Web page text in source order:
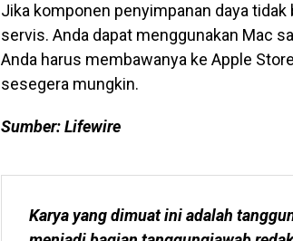
Jika komponen penyimpanan daya
servis. Anda dapat menggunakan Mac
Anda harus membawanya ke Apple
sesegera mungkin.
Sumber: Lifewire
Karya yang dimuat ini adalah